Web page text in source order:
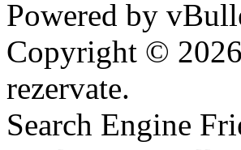
Powered by
Copyright ©
rezervate.
Search Engine